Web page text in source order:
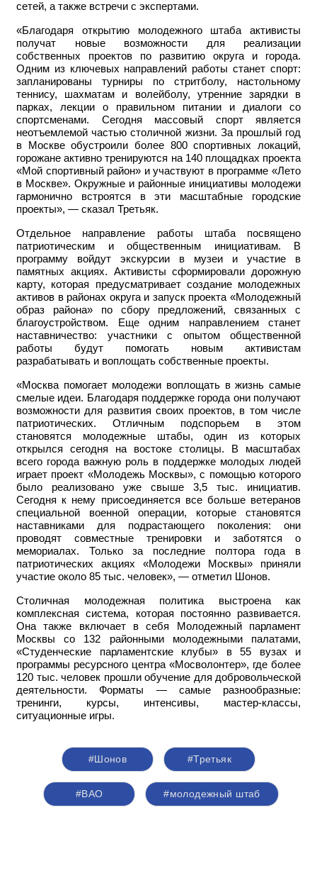
сетей, а также встречи с экспертами.
«Благодаря открытию молодежного штаба активисты
получат новые возможности для реализации
собственных проектов по развитию округа и города.
Одним из ключевых направлений работы станет спорт:
запланированы турниры по стритболу, настольному
теннису, шахматам и волейболу, утренние зарядки в
парках, лекции о правильном питании и диалоги со
спортсменами. Сегодня массовый спорт является
неотъемлемой частью столичной жизни. За прошлый год
в Москве обустроили более 800 спортивных локаций,
горожане активно тренируются на 140 площадках проекта
«Мой спортивный район» и участвуют в программе «Лето
в Москве». Окружные и районные инициативы молодежи
гармонично встроятся в эти масштабные городские
проекты», — сказал Третьяк.
Отдельное направление работы штаба посвящено
патриотическим и общественным инициативам. В
программу войдут экскурсии в музеи и участие в
памятных акциях. Активисты сформировали дорожную
карту, которая предусматривает создание молодежных
активов в районах округа и запуск проекта «Молодежный
образ района» по сбору предложений, связанных с
благоустройством. Еще одним направлением станет
наставничество: участники с опытом общественной
работы будут помогать новым активистам
разрабатывать и воплощать собственные проекты.
«Москва помогает молодежи воплощать в жизнь самые
смелые идеи. Благодаря поддержке города они получают
возможности для развития своих проектов, в том числе
патриотических. Отличным подспорьем в этом
становятся молодежные штабы, один из которых
открылся сегодня на востоке столицы. В масштабах
всего города важную роль в поддержке молодых людей
играет проект «Молодежь Москвы», с помощью которого
было реализовано уже свыше 3,5 тыс. инициатив.
Сегодня к нему присоединяется все больше ветеранов
специальной военной операции, которые становятся
наставниками для подрастающего поколения: они
проводят совместные тренировки и заботятся о
мемориалах. Только за последние полтора года в
патриотических акциях «Молодежи Москвы» приняли
участие около 85 тыс. человек», — отметил Шонов.
Столичная молодежная политика выстроена как
комплексная система, которая постоянно развивается.
Она также включает в себя Молодежный парламент
Москвы со 132 районными молодежными палатами,
«Студенческие парламентские клубы» в 55 вузах и
программы ресурсного центра «Мосволонтер», где более
120 тыс. человек прошли обучение для добровольческой
деятельности. Форматы — самые разнообразные:
тренинги, курсы, интенсивы, мастер-классы,
ситуационные игры.
#Шонов #Третьяк
#ВАО #молодежный штаб